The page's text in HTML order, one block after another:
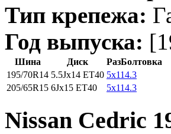
Тип крепежа:
Год выпуска:
Шина Диск
РазБолтовка
195/70R14 5.5Jx14 ET40 5x114.3
205/65R15 6Jx15 ET40 5x114.3
Nissan Cedric